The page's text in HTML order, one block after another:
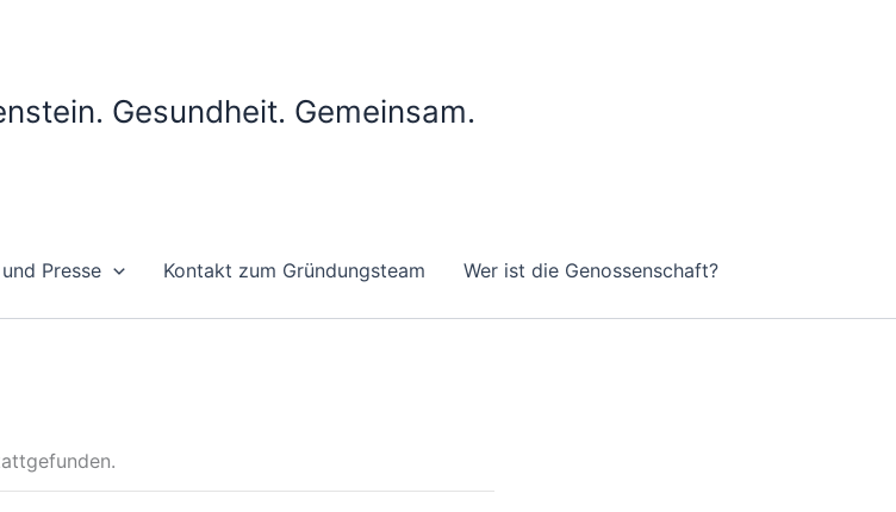
Gesundheit. Gemeinsam.
Presse Kontakt zum Gründungsteam Wer ist die Genossenschaft?